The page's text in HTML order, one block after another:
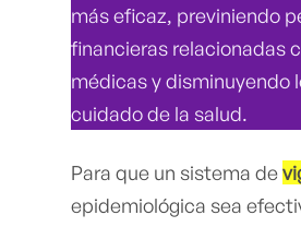
más eficaz, previniendo
financieras relacionadas
médicas y disminuyendo
cuidado de la salud.
Para que un sistema de
epidemiológica sea